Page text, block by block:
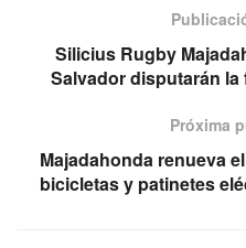
Silicius Rugby
Salvador disputarán
Próxima
Majadahonda renueva
bicicletas y patinetes